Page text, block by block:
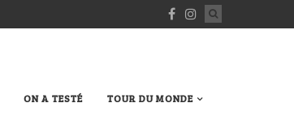
ON A TESTÉ TOUR DU MONDE